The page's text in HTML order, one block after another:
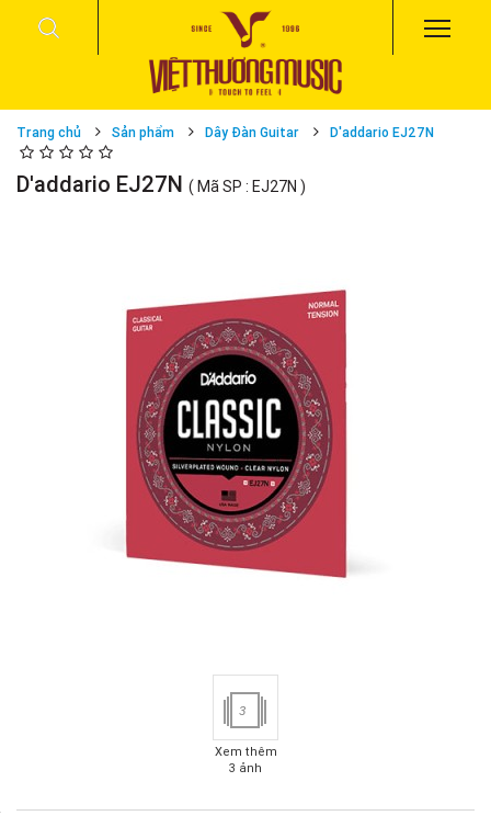
Trang chủ Sản phẩm Dây Đàn Guitar D'addario EJ27N
D'addario EJ27N ( Mã SP : EJ27N )
3
Xem thêm
3 ảnh